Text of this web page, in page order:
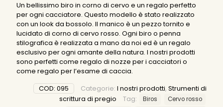
Un bellissimo biro in corno di cervo e un regalo perfetto
per ogni cacciatore. Questo modello è stato realizzato
con un look da bossolo. Il manico è un pezzo tornito e
lucidato di corno di cervo rosso. Ogni biro o penna
stilografica è realizzata a mano da noi ed è un regalo
esclusivo per ogni amante della natura. I nostri prodotti
sono perfetti come regalo di nozze per i cacciatori o
come regalo per l’esame di caccia.
COD: 095 Categorie: I nostri prodotti, Strumenti di
scrittura di pregio
Tag: Biros
Cervo rosso